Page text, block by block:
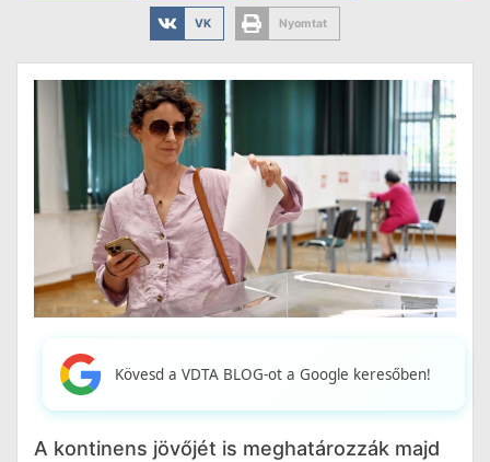
VK Nyomtat
Kövesd a VDTA BLOG-ot a Google keresőben!
A kontinens jövőjét is meghatározzák majd